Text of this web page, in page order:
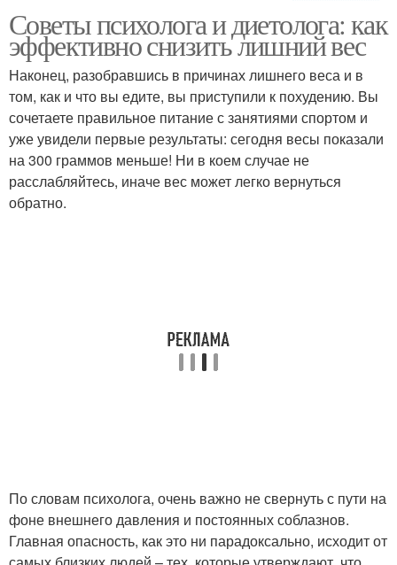
Оптимальное меню
стола
Недельное меню Меню при язве
Меню при язвенной
Советы психолога и диетолога: как
эффективно снизить лишний вес
Наконец, разобравшись в причинах лишнего веса и в
том, как и что вы едите, вы приступили к похудению. Вы
сочетаете правильное питание с занятиями спортом и
уже увидели первые результаты: сегодня весы показали
на 300 граммов меньше! Ни в коем случае не
расслабляйтесь, иначе вес может легко вернуться
обратно.
По словам психолога, очень важно не свернуть с пути на
фоне внешнего давления и постоянных соблазнов.
Главная опасность, как это ни парадоксально, исходит от